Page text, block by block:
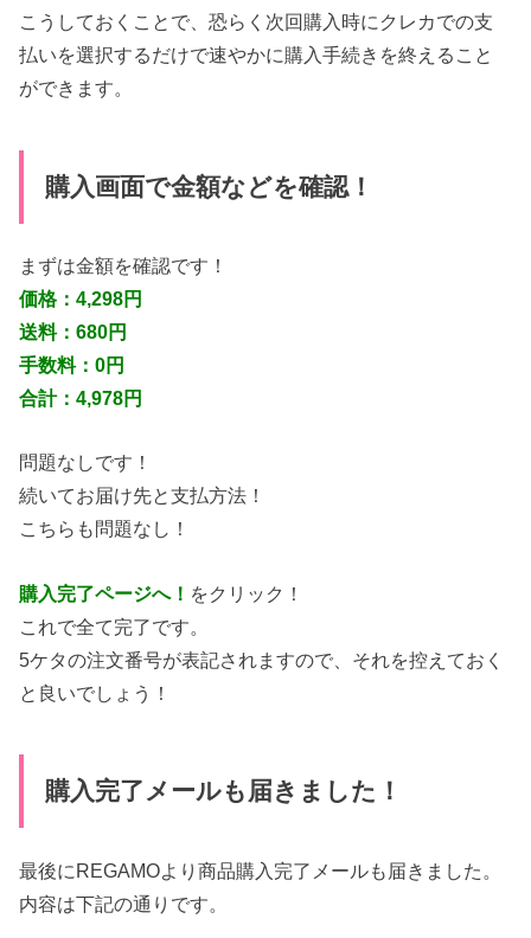
こうしておくことで、恐らく次回購入時にクレカでの支
払いを選択するだけで速やかに購入手続きを終えること
ができます。
購入画面で金額などを確認！
まずは金額を確認です！
価格：4,298円
送料：680円
手数料：0円
合計：4,978円
問題なしです！
続いてお届け先と支払方法！
こちらも問題なし！
購入完了ページへ！ をクリック！
これで全て完了です。
5ケタの注文番号が表記されますので、それを控えておく
と良いでしょう！
購入完了メールも届きました！
最後にREGAMOより商品購入完了メールも届きました。
内容は下記の通りです。